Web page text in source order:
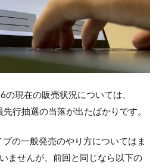
現在の販売状況については、
行抽選の当落が出たばかりです。
の一般発売のやり方についてはま
ませんが、前回と同じなら以下の